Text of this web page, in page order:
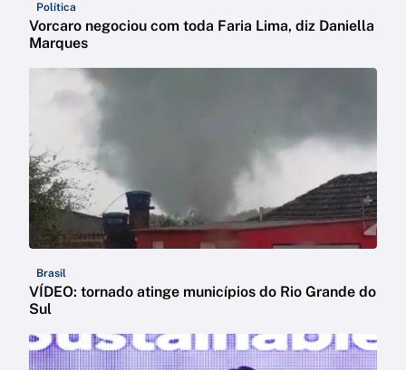
Política
Vorcaro negociou com toda Faria Lima, diz Daniella
Marques
Brasil
VÍDEO: tornado atinge municípios do Rio Grande do
Sul